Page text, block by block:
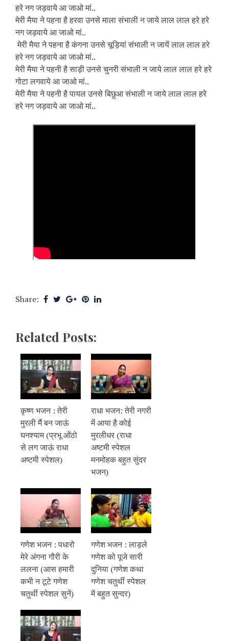
हरे नग जड़वाये आ जाओ मां..
मेरी मैया ने पहना है हरवा उनसे माला संभाली न जाये लाल लाल हरे हरे
नग जड़वाये आ जाओ मां..
मेरी मैया ने पहना है कंगना उनसे चूड़ियां संभाली न जायें लाल लाल हरे
हरे नग जड़वाये आ जाओ मां..
मेरी मैया ने पहनी है साड़ी उनसे चुनरी संभाली न जाये‌ लाल लाल हरे हरे
गोटा लगवाये आ जाओ मां..
मेरी मैया ने पहनी है पायल उनसे बिछुआ संभाली न जाये‌ लाल लाल हरे
हरे नग जड़वाये आ जाओ मां..
Share:
Related Posts:
कृष्ण भजन : तेरी
मुरली मैं बन जाऊं
घनश्याम (प्रभू ओंठो
से लग जाऊं राधा
अष्टमी स्पेशल)
राधा भजन: तेरी नगरी
में आया है कोई
मुरलीधर (राधा
अष्टमी स्पेशल
मनमोहक बहुत सुंदर
भजन)
गणेश भजन : पधारो
मेरे अंगना गौरी के
ललना (आस हमारी
कभी न टूटे गणेश
चतुर्थी स्पेशल सुनें)
गणेश भजन : लाड़ले
गणेश को पूजे सारी
दुनिया (गणेश कथा
गणेश चतुर्थी स्पेशल
में बहुत सुन्दर)